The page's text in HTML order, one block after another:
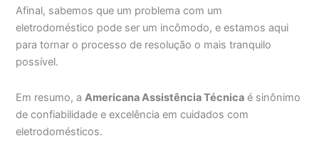
Afinal, sabemos que um problema com um
eletrodoméstico pode ser um incômodo, e estamos aqui
para tornar o processo de resolução o mais tranquilo
possível.
Em resumo, aAmericana Assistência Técnica é sinônimo
de confiabilidade e excelência em cuidados com
eletrodomésticos.